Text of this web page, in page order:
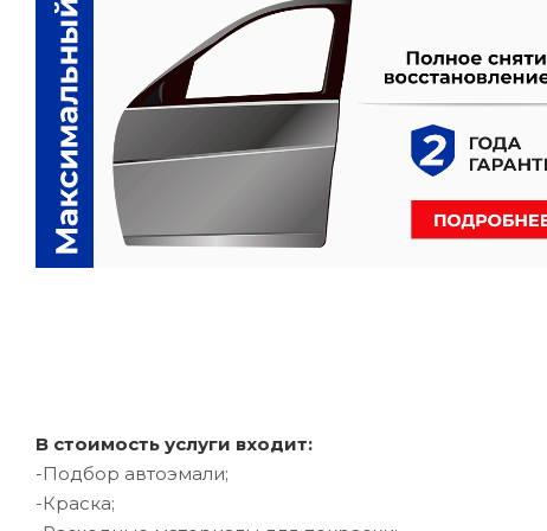
В стоимость услуги входит:
-Подбор автоэмали;
-Краска;